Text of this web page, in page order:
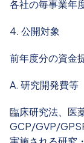
各社の毎事業年
4. 公開対象
前年度分の資金
A. 研究開発費等
臨床研究法、医
GCP/GVP/